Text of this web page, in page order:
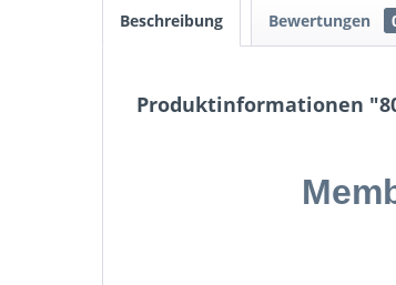
Beschreibung Bewertungen
Produktinformationen